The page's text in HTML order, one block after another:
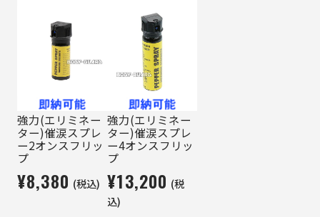
強力(エリミネー
ター)催涙スプレ
ー2オンスフリッ
プ
¥8,380 (税込)
強力(エリミネー
ター)催涙スプレ
ー4オンスフリッ
プ
¥13,200 (税
込)